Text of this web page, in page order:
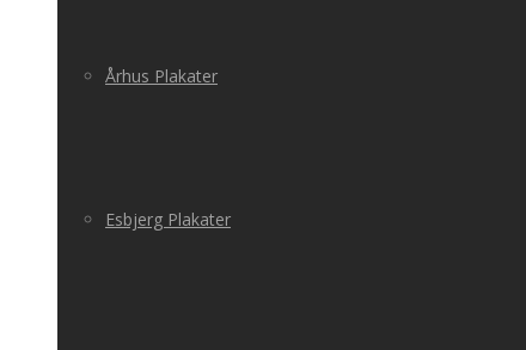
Århus Plakater
Esbjerg Plakater